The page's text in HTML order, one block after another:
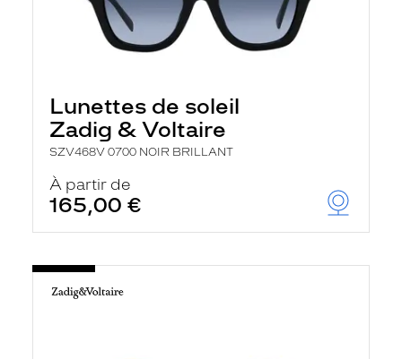
Lunettes de soleil
Zadig & Voltaire
SZV468V 0700 NOIR BRILLANT
À partir de
165,00 €